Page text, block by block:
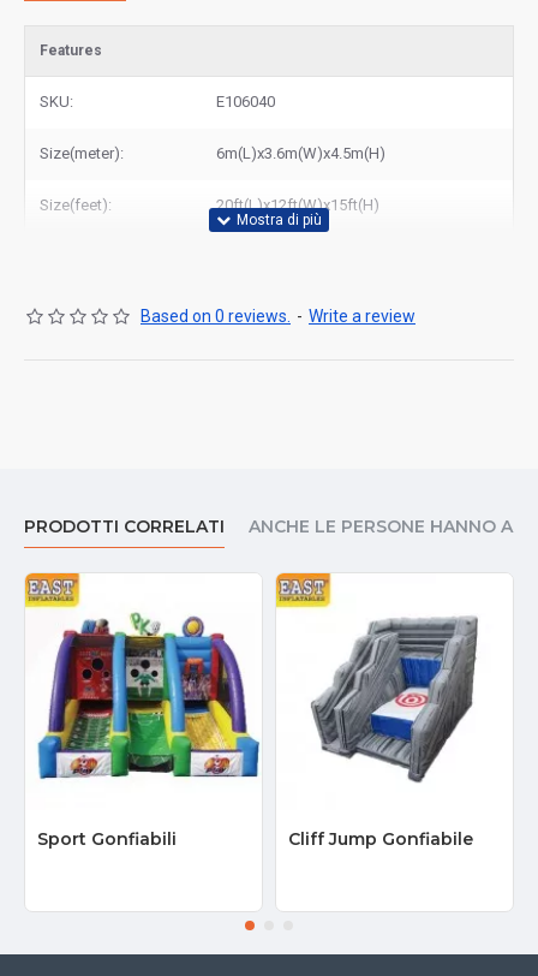
Features
SKU: E106040
Size(meter): 6m(L)x3.6m(W)x4.5m(H)
Size(feet): 20ft(L)x12ft(W)x15ft(H)
Based on 0 reviews. - Write a review
PRODOTTI CORRELATI ANCHE LE PERSONE HANNO
Sport Gonfiabili Cliff Jump Gonfiabile